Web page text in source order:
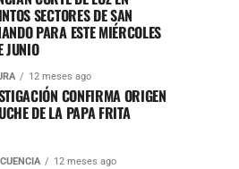
SECTORES DE SAN
PARA ESTE MIÉRCOLES
JUNIO
12 meses ago
CONFIRMA ORIGEN
DE LA PAPA FRITA
12 meses ago